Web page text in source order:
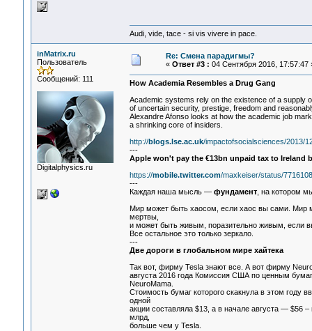
Audi, vide, tace - si vis vivere in pace.
inMatrix.ru
Пользователь
Сообщений: 111
Digitalphysics.ru
Re: Смена парадигмы?
« Ответ #3 : 04 Сентября 2016, 17:57:47
How Academia Resembles a Drug Gang
Academic systems rely on the existence of a supply
of uncertain security, prestige, freedom and
Alexandre Afonso looks at how the academic job
a shrinking core of insiders.
http://blogs.lse.ac.uk/impactofsocialsciences/2013/
---
Apple won't pay the €13bn unpaid tax to Ireland
https://mobile.twitter.com/maxkeiser/status/
---
Каждая наша мысль — фундамент, на котором
Мир может быть хаосом, если хаос вы сами. Мир
мертвы,
и может быть живым, поразительно живым, если
Все остальное это только зеркало.
---
Две дороги в глобальном мире хайтека
Так вот, фирму Tesla знают все. А вот фирму
августа 2016 года Комиссия США по ценным
NeuroMama.
Стоимость бумаг которого скакнула в этом году
одной
акции составляла $13, а в начале августа — $56
млрд,
больше чем у Tesla.